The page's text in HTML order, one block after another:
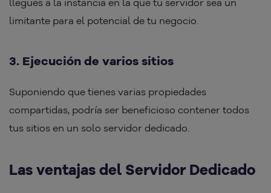
limitante para el potencial de tu negocio.
3. Ejecución de varios sitios
Suponiendo que tienes varias propiedades
compartidas, podría ser beneficioso contener todos
tus sitios en un solo servidor dedicado.
Las ventajas del Servidor Dedicado